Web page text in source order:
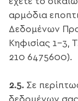
αρμόδια
Δεδομένων
Κηφισίας 1-3,
210 6475600).
2.5. Σε